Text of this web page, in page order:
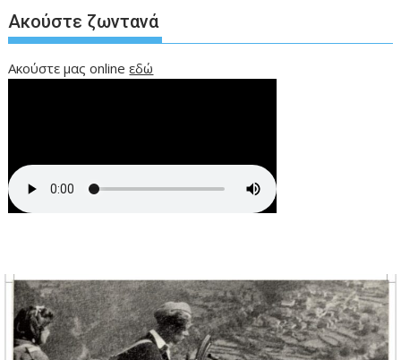
Ακούστε ζωντανά
Ακούστε μας onlineεδώ